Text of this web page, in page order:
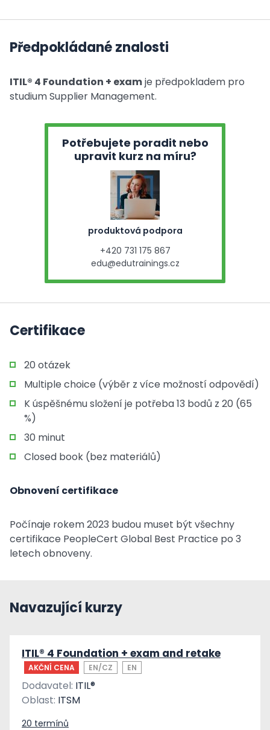
Předpokládané znalosti
ITIL® 4 Foundation + examje předpokladem pro
studium Supplier Management.
Potřebujete poradit nebo
upravit kurz na míru?
produktová podpora
+420 731 175 867
edu@edutrainings.cz
Certifikace
20 otázek
Multiple choice (výběr z více možností odpovědí)
K úspěšnému složení je potřeba 13 bodů z 20 (65
%)
30 minut
Closed book (bez materiálů)
Obnovení certifikace
Počínaje rokem 2023 budou muset být všechny
certifikace PeopleCert Global Best Practice po 3
letech obnoveny.
Navazující kurzy
ITIL® 4 Foundation + exam and retake
AKČNÍ CENA EN/CZ EN
Dodavatel: ITIL®
Oblast: ITSM
20 termínů